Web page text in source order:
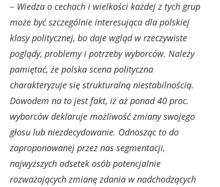
– Wiedza o cechach i wielkości każdej z tych grup
może być szczególnie interesująca dla polskiej
klasy politycznej, bo daje wgląd w rzeczywiste
poglądy, problemy i potrzeby wyborców. Należy
pamiętać, że polska scena polityczna
charakteryzuje się strukturalną niestabilnością.
Dowodem na to jest fakt, iż aż ponad 40 proc.
wyborców deklaruje możliwość zmiany swojego
głosu lub niezdecydowanie. Odnosząc to do
zaproponowanej przez nas segmentacji,
najwyższych odsetek osób potencjalnie
rozważających zmianę zdania w nadchodzących